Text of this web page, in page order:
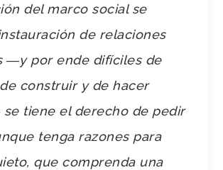
del marco social se
de relaciones
―y por ende difíciles de
construir y de hacer
tiene el derecho de pedir
tenga razones para
que comprenda una